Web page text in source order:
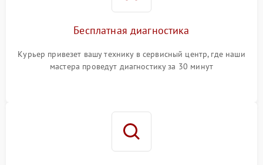
Бесплатная диагностика
Курьер привезет вашу технику в сервисный центр, где наши
мастера проведут диагностику за 30 минут